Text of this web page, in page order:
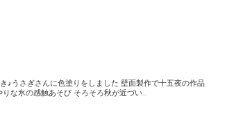
が出来ました(*^^*) ９月の寝相アートはぶどうがり🍇 ひんやりな氷の感触あそび そろそろ秋が近づい...